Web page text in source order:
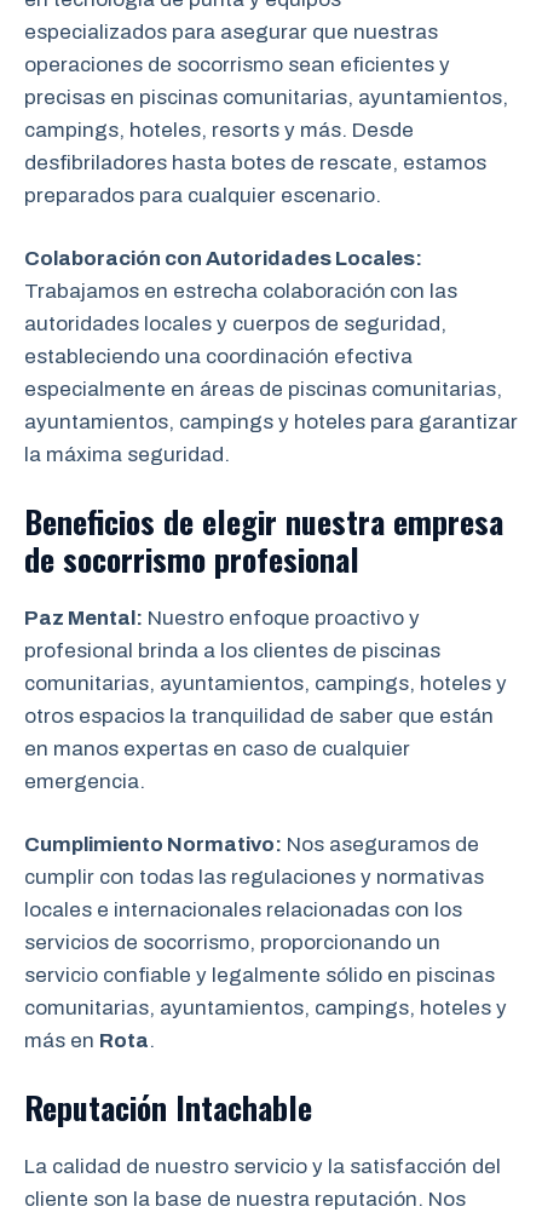
especializados para asegurar que nuestras
operaciones de socorrismo sean eficientes y
precisas en piscinas comunitarias, ayuntamientos,
campings, hoteles, resorts y más. Desde
desfibriladores hasta botes de rescate, estamos
preparados para cualquier escenario.
Colaboración con Autoridades Locales:
Trabajamos en estrecha colaboración con las
autoridades locales y cuerpos de seguridad,
estableciendo una coordinación efectiva
especialmente en áreas de piscinas comunitarias,
ayuntamientos, campings y hoteles para garantizar
la máxima seguridad.
Beneficios de elegir nuestra empresa
de socorrismo profesional
Paz Mental: Nuestro enfoque proactivo y
profesional brinda a los clientes de piscinas
comunitarias, ayuntamientos, campings, hoteles y
otros espacios la tranquilidad de saber que están
en manos expertas en caso de cualquier
emergencia.
Cumplimiento Normativo: Nos aseguramos de
cumplir con todas las regulaciones y normativas
locales e internacionales relacionadas con los
servicios de socorrismo, proporcionando un
servicio confiable y legalmente sólido en piscinas
comunitarias, ayuntamientos, campings, hoteles y
más en Rota.
Reputación Intachable
La calidad de nuestro servicio y la satisfacción del
cliente son la base de nuestra reputación. Nos